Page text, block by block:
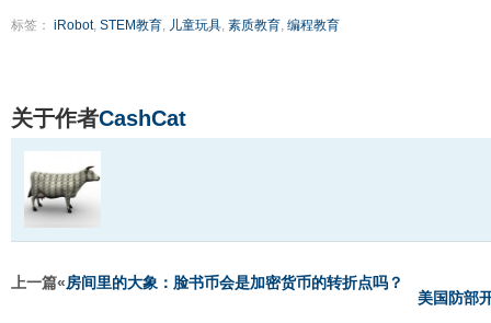
标签： iRobot, STEM教育 儿童玩具 素质教育 编程教育
关于作者CashCat
上一篇«房间里的大象：脸书币会是加密货币的转折点吗？
美国防部